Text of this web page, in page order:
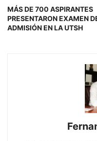
MÁS DE 700 ASPIRANTES
PRESENTARON EXAMEN
ADMISIÓN EN LA UTSH